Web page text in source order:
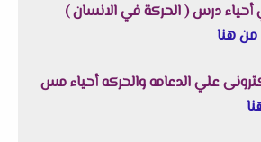
أحياء درس ( الحركة في الانسان )
من هنا
علي الدعامه والحركه أحياء مس